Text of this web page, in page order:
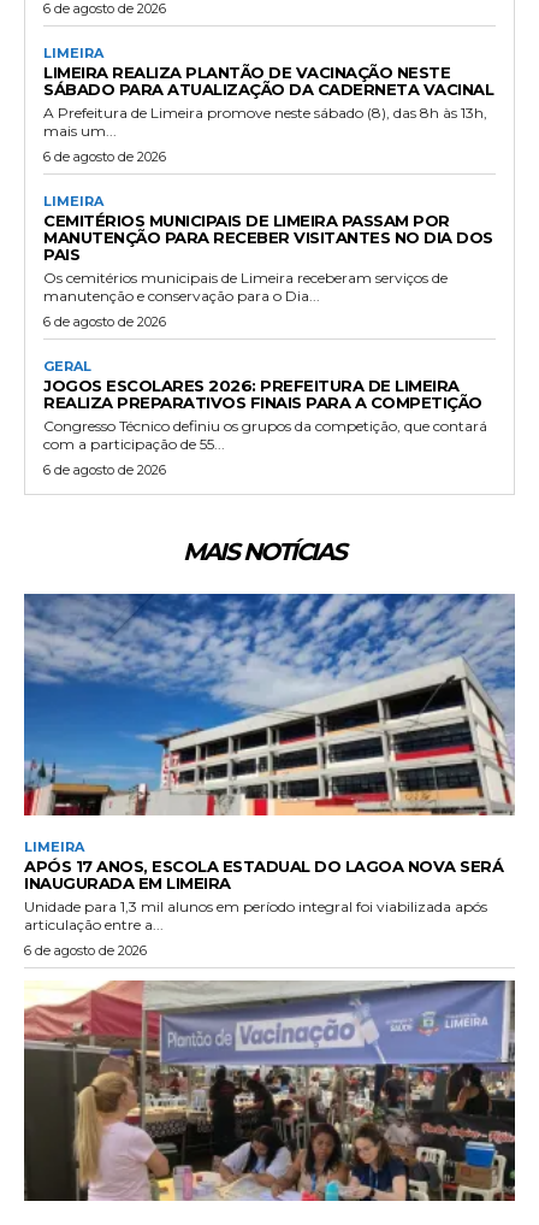
6 de agosto de 2026
LIMEIRA
LIMEIRA REALIZA PLANTÃO DE VACINAÇÃO NESTE
SÁBADO PARA ATUALIZAÇÃO DA CADERNETA VACINAL
A Prefeitura de Limeira promove neste sábado (8), das 8h às 13h,
mais um...
6 de agosto de 2026
LIMEIRA
CEMITÉRIOS MUNICIPAIS DE LIMEIRA PASSAM POR
MANUTENÇÃO PARA RECEBER VISITANTES NO DIA DOS
PAIS
Os cemitérios municipais de Limeira receberam serviços de
manutenção e conservação para o Dia...
6 de agosto de 2026
GERAL
JOGOS ESCOLARES 2026: PREFEITURA DE LIMEIRA
REALIZA PREPARATIVOS FINAIS PARA A COMPETIÇÃO
Congresso Técnico definiu os grupos da competição, que contará
com a participação de 55...
6 de agosto de 2026
MAIS NOTÍCIAS
LIMEIRA
APÓS 17 ANOS, ESCOLA ESTADUAL DO LAGOA NOVA SERÁ
INAUGURADA EM LIMEIRA
Unidade para 1,3 mil alunos em período integral foi viabilizada após
articulação entre a...
6 de agosto de 2026